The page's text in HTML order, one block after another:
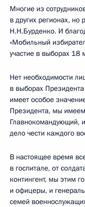
Многие из
в других регионах,
Н.Н.Бурденко. И
«Мобильный
участие в выборах 18
Нет необходимости
в выборах
имеет особое
Президента, мы
Главнокомандующий,
дело чести каждого
В настоящее время
в госпитале, от
контингент, мы этим
и офицеры, и
семей